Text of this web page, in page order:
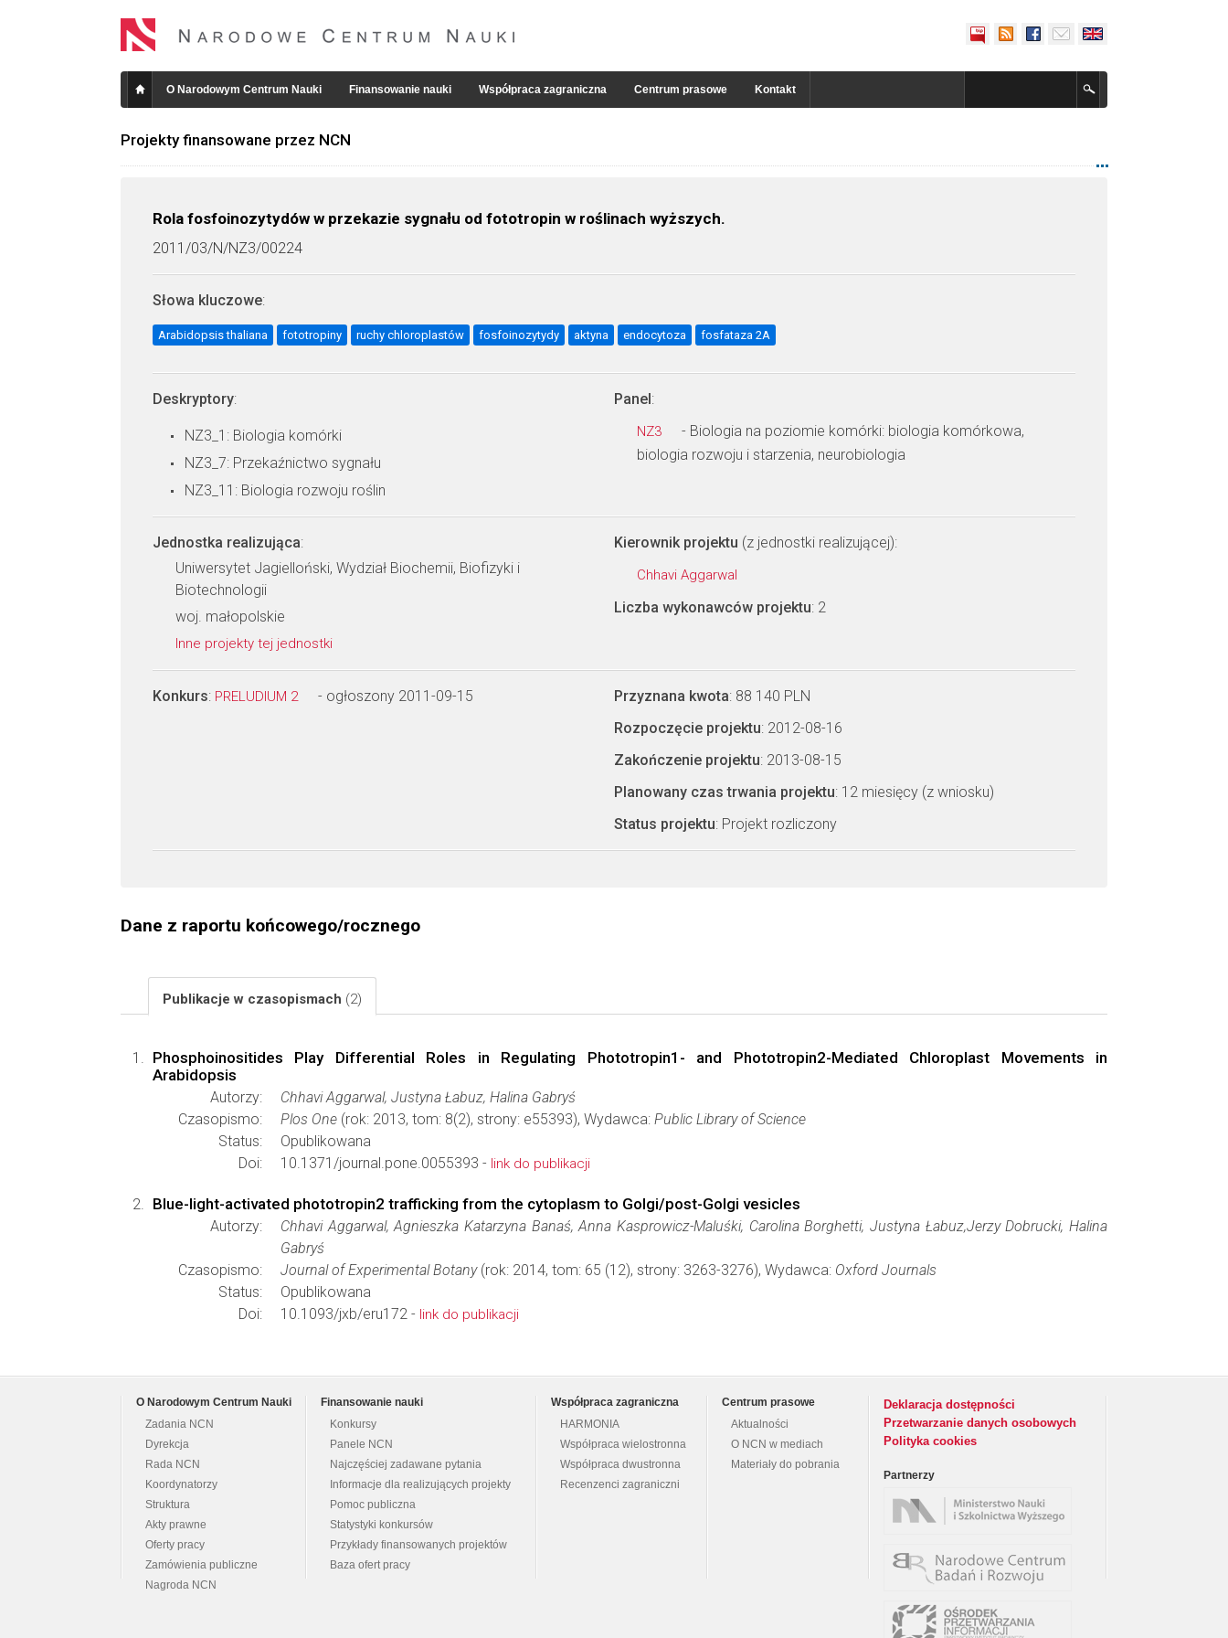
O Narodowym Centrum Nauki Finansowanie nauki Współpraca zagraniczna Centrum prasowe Kontakt
Projekty finansowane przez NCN
Rola fosfoinozytydów w przekazie sygnału od fototropin w roślinach wyższych.
2011/03/N/NZ3/00224
Słowa kluczowe:
Arabidopsis thaliana fototropiny ruchy chloroplastów fosfoinozytydy aktyna endocytoza fosfataza 2A
Deskryptory:
NZ3_1: Biologia komórki
NZ3_7: Przekaźnictwo sygnału
NZ3_11: Biologia rozwoju roślin
Panel:
NZ3
- Biologia na poziomie komórki: biologia komórkowa,
biologia rozwoju i starzenia, neurobiologia
Jednostka realizująca:
Uniwersytet Jagielloński, Wydział Biochemii, Biofizyki i
Biotechnologii
woj. małopolskie
Inne projekty tej jednostki
Kierownik projektu (z jednostki realizującej):
Chhavi Aggarwal
Liczba wykonawców projektu: 2
Konkurs: PRELUDIUM 2 - ogłoszony 2011-09-15 Przyznana kwota: 88 140 PLN
Rozpoczęcie projektu: 2012-08-16
Zakończenie projektu: 2013-08-15
Planowany czas trwania projektu: 12 miesięcy (z wniosku)
Status projektu: Projekt rozliczony
Dane z raportu końcowego/rocznego
Publikacje w czasopismach (2)
Phosphoinositides Play Differential Roles in Regulating Phototropin1- and Phototropin2-Mediated Chloroplast Movements in
Arabidopsis
Autorzy:
Chhavi Aggarwal, Justyna Łabuz, Halina Gabryś
Czasopismo:
Plos One (rok: 2013, tom: 8(2), strony: e55393), Wydawca: Public Library of Science
Status:
Opublikowana
Doi:
10.1371/journal.pone.0055393 - link do publikacji
Blue-light-activated phototropin2 trafficking from the cytoplasm to Golgi/post-Golgi vesicles
Autorzy:
Chhavi Aggarwal, Agnieszka Katarzyna Banaś, Anna Kasprowicz-Maluśki, Carolina Borghetti, Justyna Łabuz,Jerzy Dobrucki, Halina
Gabryś
Czasopismo:
Journal of Experimental Botany(rok: 2014, tom: 65 (12), strony: 3263-3276), Wydawca: Oxford Journals
Status:
Opublikowana
Doi:
10.1093/jxb/eru172 - link do publikacji
O Narodowym Centrum Nauki
Zadania NCN
Dyrekcja
Rada NCN
Koordynatorzy
Struktura
Akty prawne
Oferty pracy
Zamówienia publiczne
Nagroda NCN
Finansowanie nauki
Konkursy
Panele NCN
Najczęściej zadawane pytania
Informacje dla realizujących projekty
Pomoc publiczna
Statystyki konkursów
Przykłady finansowanych projektów
Baza ofert pracy
Współpraca zagraniczna
HARMONIA
Współpraca wielostronna
Współpraca dwustronna
Recenzenci zagraniczni
Centrum prasowe
Aktualności
O NCN w mediach
Materiały do pobrania
Deklaracja dostępności
Przetwarzanie danych osobowych
Polityka cookies
Partnerzy